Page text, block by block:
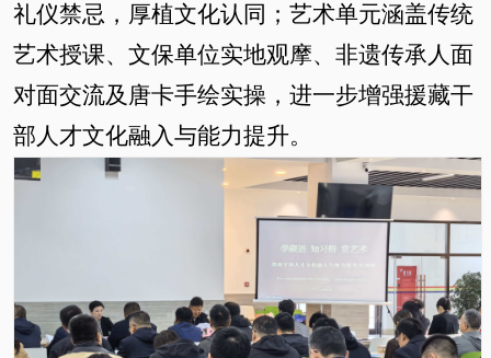
礼仪禁忌，厚植文化认同；艺术单元涵盖传统
艺术授课、文保单位实地观摩、非遗传承人面
对面交流及唐卡手绘实操， 进一步增强援藏干
部人才文化融入与能力提升。